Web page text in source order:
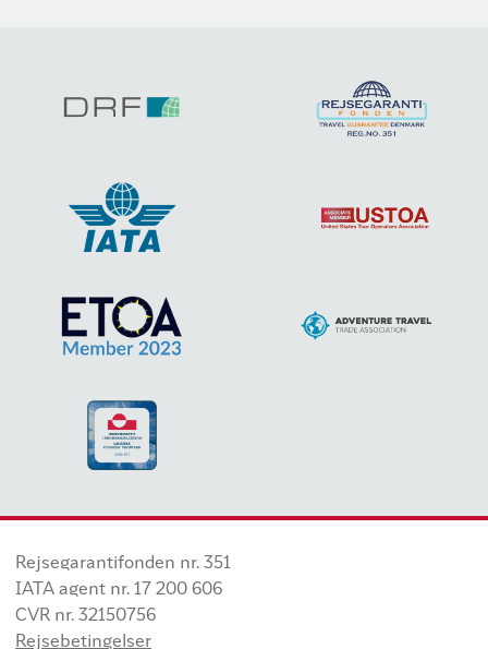
Rejsegarantifonden nr. 351
IATA agent nr. 17 200 606
CVR nr. 32150756
Rejsebetingelser